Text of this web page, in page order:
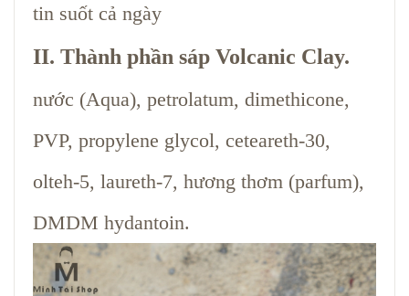
tin suốt cả ngày
II. Thành phần sáp Volcanic Clay.
nước (Aqua), petrolatum, dimethicone,
PVP, propylene glycol, ceteareth-30,
olteh-5, laureth-7, hương thơm (parfum),
DMDM hydantoin.